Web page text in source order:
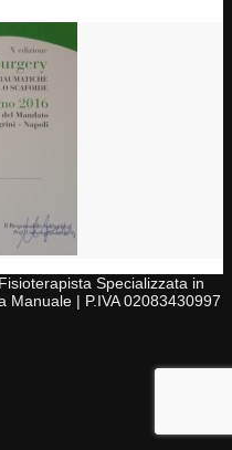
Specializzata in
Manuale | P.IVA 02083430997